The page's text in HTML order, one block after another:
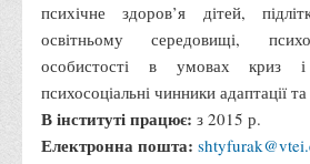
ТОП-20 кращих студентів 2024
ТОП-20 кращих студентів 2023
ТОП-20 кращих студентів 2022
ТОП-20 кращих студентів 2021
ТОП-20 кращих студентів 2020
психічне здоров’я дітей,
освітньому середовищі,
особистості в умовах криз
психосоціальні чинники адаптації
В інституті працює: з 2015 р.
Електронна пошта: